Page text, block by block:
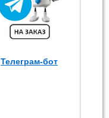
Телеграм-бот